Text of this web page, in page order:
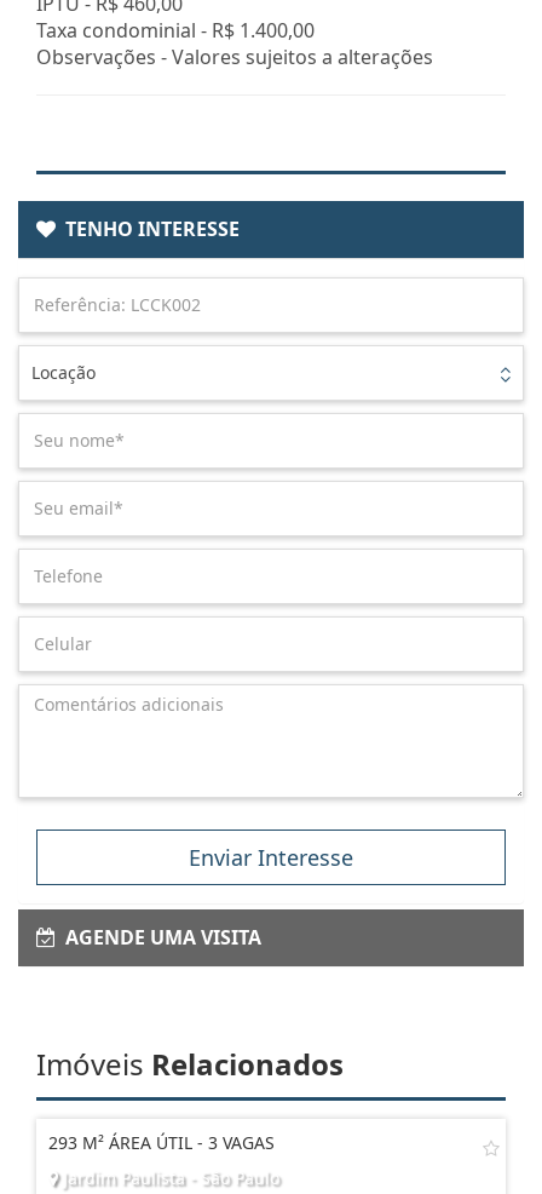
Taxa condominial - R$ 1.400,00
Observações - Valores sujeitos a alterações
TENHO INTERESSE
Locação
Enviar Interesse
AGENDE UMA VISITA
Imóveis Relacionados
293 M² ÁREA ÚTIL - 3 VAGAS
Jardim Paulista - São Paulo